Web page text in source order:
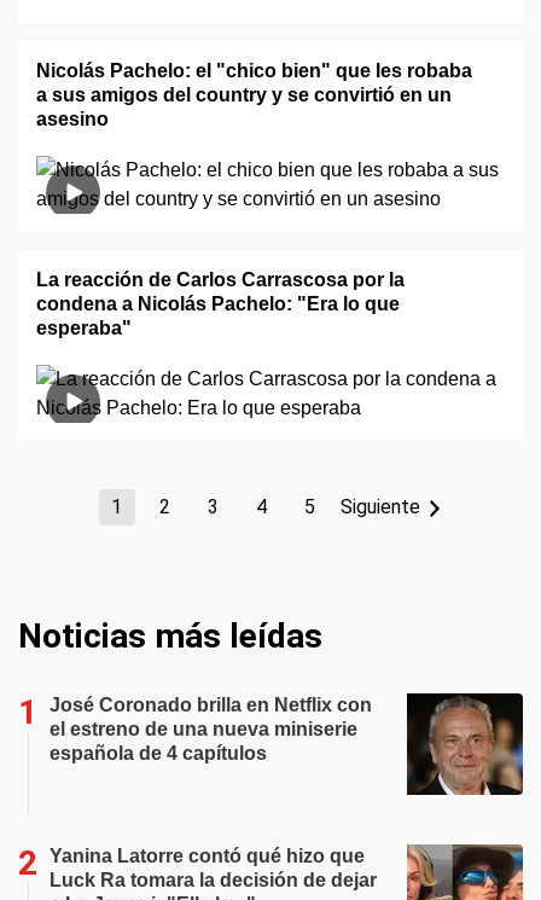
Nicolás Pachelo: el "chico bien" que les robaba
a sus amigos del country y se convirtió en un
asesino
La reacción de Carlos Carrascosa por la
condena a Nicolás Pachelo: "Era lo que
esperaba"
1 2 3 4 5 Siguiente
Noticias más leídas
José Coronado brilla en Netflix con
el estreno de una nueva miniserie
española de 4 capítulos
Yanina Latorre contó qué hizo que
Luck Ra tomara la decisión de dejar